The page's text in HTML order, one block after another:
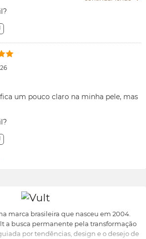
o envelhecimento facial . Muitas
😄
um pouco claro na minha pele, mas
marca brasileira que nasceu em 2004.
a busca permanente pela transformação
por tendências, design e o desejo de